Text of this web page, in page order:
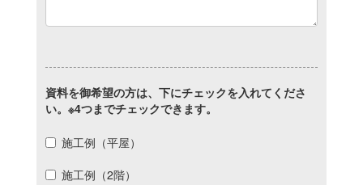
資料を御希望の方は、下にチェックを入れてくださ
い。※4つまでチェックできます。
施工例（平屋）
施工例（2階）